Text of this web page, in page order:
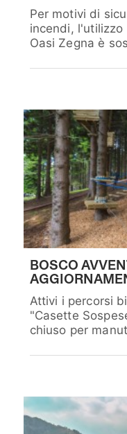
Per motivi di
incendi,
Oasi Zegna è
BOSCO
Attivi i percorsi
"Casette
chiuso per